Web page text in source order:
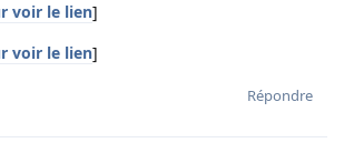
voir le lien]
voir le lien]
Répondre